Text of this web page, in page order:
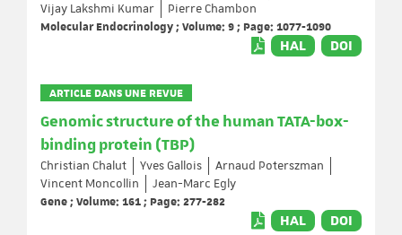
Vijay Lakshmi Kumar
Pierre Chambon
Molecular Endocrinology ; Volume: 9 ; Page: 1077-1090
HAL DOI
ARTICLE DANS UNE REVUE
Genomic structure of the human TATA-box-
binding protein (TBP)
Christian Chalut Yves Gallois
Arnaud Poterszman
Vincent Moncollin
Jean-Marc Egly
Gene ; Volume: 161 ; Page: 277-282
HAL DOI